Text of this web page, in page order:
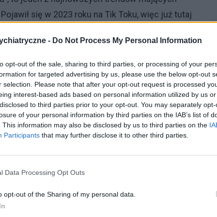
- Do Not Process My Personal Information
opt-out of the sale, sharing to third parties, or processing of your
for targeted advertising by us, please use the below opt-out
selection. Please note that after your opt-out request is processed
interest-based ads based on personal information utilized by us
to third parties prior to your opt-out. You may separately
of your personal information by third parties on the IAB’s list of
This information may also be disclosed by us to third parties on the
Participants that may further disclose it to other third parties.
Data Processing Opt Outs
opt-out of the Sharing of my personal data.
się w 2023 roku na Tik Toku, więc już tutaj
pokolenie Z, które (często niesłusznie)
roszczeniowość i bycie pierwszym pokoleniem
nadopiekuńczych rodziców. Jak wspomniałem,
wiedzą czego chcą, są nastawione na work-
wykształcone, chcą podróżować. Oczywiście
także, że jest to pokolenie w całości wychowane w
powstają nowe trendy, np. „bare minimum
po weekendzie absolutnego minimum bez
bardzo łatwej w wykonywaniu pracy za